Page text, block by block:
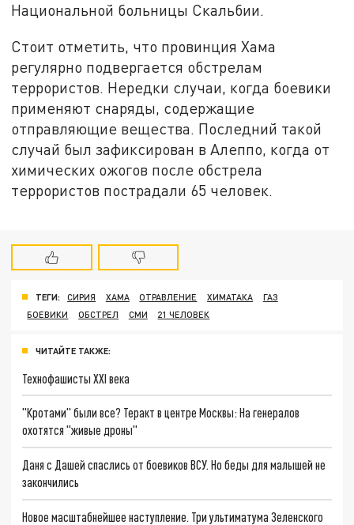
Национальной больницы Скальбии.
Стоит отметить, что провинция Хама
регулярно подвергается обстрелам
террористов. Нередки случаи, когда боевики
применяют снаряды, содержащие
отправляющие вещества. Последний такой
случай был зафиксирован в Алеппо, когда от
химических ожогов после обстрела
террористов пострадали 65 человек.
ТЕГИ: СИРИЯ ХАМА ОТРАВЛЕНИЕ ХИМАТАКА
ГАЗ
БОЕВИКИ
ОБСТРЕЛ СМИ 21 ЧЕЛОВЕК
ЧИТАЙТЕ ТАКЖЕ:
Технофашисты XXI века
"Кротами" были все? Теракт в центре Москвы: На генералов
охотятся "живые дроны"
Даня с Дашей спаслись от боевиков ВСУ. Но беды для малышей не
закончились
Новое масштабнейшее наступление. Три ультиматума Зеленского